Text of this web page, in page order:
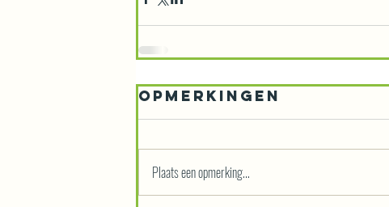
Opmerkingen
Plaats een opmerking...